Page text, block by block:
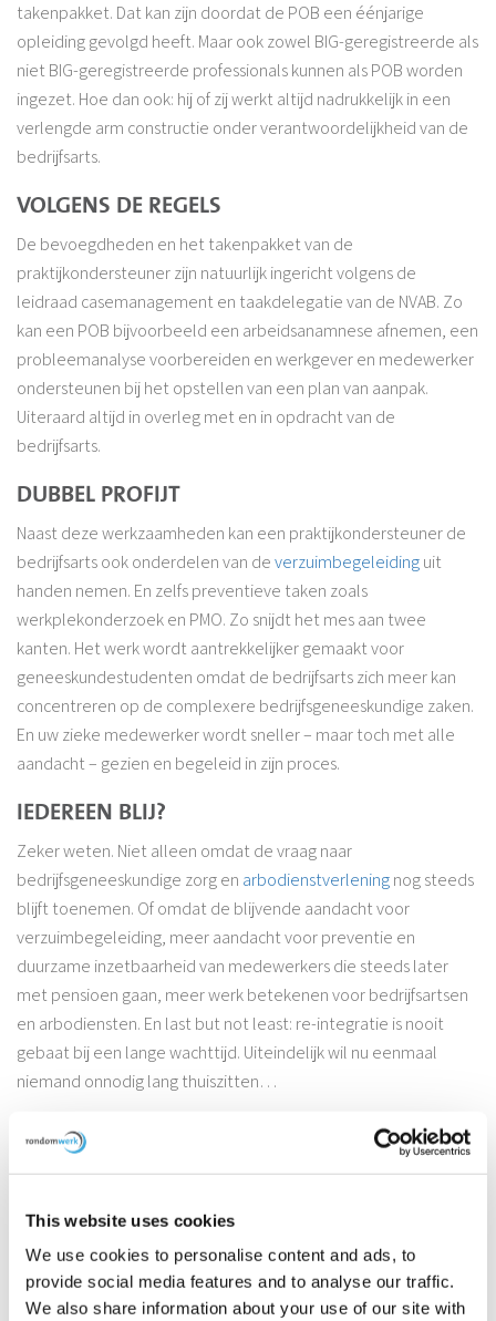
This website uses cookies
We use cookies to personalise content and ads, to
provide social media features and to analyse our traffic.
We also share information about your use of our site with
takenpakket. Dat kan zijn doordat de POB een éénjarige
opleiding gevolgd heeft. Maar ook zowel BIG-geregistreerde als
niet BIG-geregistreerde professionals kunnen als POB worden
ingezet. Hoe dan ook: hij of zij werkt altijd nadrukkelijk in een
verlengde arm constructie onder verantwoordelijkheid van de
bedrijfsarts.
VOLGENS DE REGELS
De bevoegdheden en het takenpakket van de
praktijkondersteuner zijn natuurlijk ingericht volgens de
leidraad casemanagement en taakdelegatie van de NVAB. Zo
kan een POB bijvoorbeeld een arbeidsanamnese afnemen, een
probleemanalyse voorbereiden en werkgever en medewerker
ondersteunen bij het opstellen van een plan van aanpak.
Uiteraard altijd in overleg met en in opdracht van de
bedrijfsarts.
DUBBEL PROFIJT
Naast deze werkzaamheden kan een praktijkondersteuner de
bedrijfsarts ook onderdelen van deverzuimbegeleidinguit
handen nemen. En zelfs preventieve taken zoals
werkplekonderzoek en PMO. Zo snijdt het mes aan twee
kanten. Het werk wordt aantrekkelijker gemaakt voor
geneeskundestudenten omdat de bedrijfsarts zich meer kan
concentreren op de complexere bedrijfsgeneeskundige zaken.
En uw zieke medewerker wordt sneller – maar toch met alle
aandacht – gezien en begeleid in zijn proces.
IEDEREEN BLIJ?
Zeker weten. Niet alleen omdat de vraag naar
bedrijfsgeneeskundige zorg en arbodienstverleningnog steeds
blijft toenemen. Of omdat de blijvende aandacht voor
verzuimbegeleiding, meer aandacht voor preventie en
duurzame inzetbaarheid van medewerkers die steeds later
met pensioen gaan, meer werk betekenen voor bedrijfsartsen
en arbodiensten. En last but not least: re-integratie is nooit
gebaat bij een lange wachttijd. Uiteindelijk wil nu eenmaal
niemand onnodig lang thuiszitten…
AUTOMATISCH ONZE ARTIKELEN
RONDOMWERK-WEKEN?
MELD JE AAN. ZE STOPPEN VANZELF